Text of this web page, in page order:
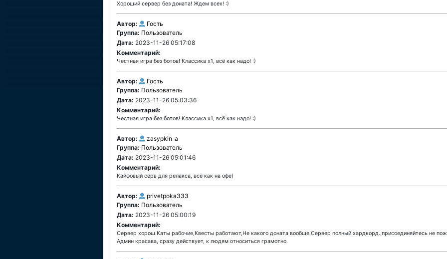
Хороший сервер без доната! Ждем всех! :)
Автор:
Гость
Группа: Пользователь
Дата: 2023-11-26 05:17:08
Комментарий:
Честная игра без ботов! Классика х1, всё как надо! :)
Автор:
Гость
Группа: Пользователь
Дата: 2023-11-26 05:03:36
Комментарий:
Честная игра без ботов! Классика х1, всё как надо! :)
Автор:
zasypkin_a
Группа: Пользователь
Дата: 2023-11-26 05:01:46
Комментарий:
Кайфовый серв для релакса, всё как на офе)
Автор:
privetpoka333
Группа: Пользователь
Дата: 2023-11-26 05:00:19
Комментарий:
Сервер хорош.Каты рабочие,Квесты работают,Не какого доната вообще,Сервер полный хардкорд.,присоединяйтесь не
Админ красава, сразу действует, к людям относиться грамотно.